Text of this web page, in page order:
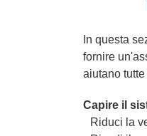
In questa
fornire
aiutano
Capire il
Riduci la